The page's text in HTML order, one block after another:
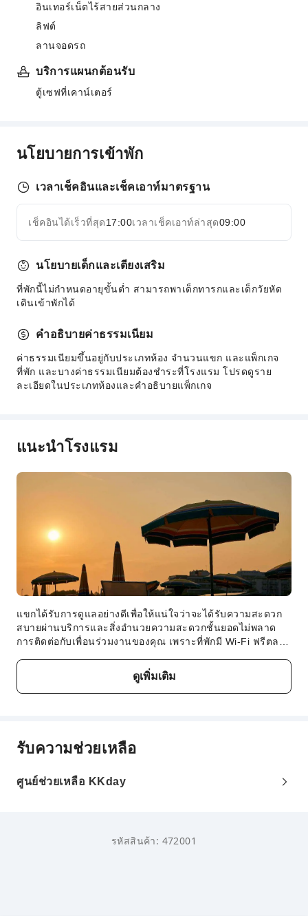
อินเทอร์เน็ตไร้สายส่วนกลาง
ลิฟต์
ลานจอดรถ
บริการแผนกต้อนรับ
ตู้เซฟที่เคาน์เตอร์
นโยบายการเข้าพัก
เวลาเช็คอินและเช็คเอาท์มาตรฐาน
เช็คอินได้เร็วที่สุด17:00เวลาเช็คเอาท์ล่าสุด09:00
นโยบายเด็กและเตียงเสริม
ที่พักนี้ไม่กำหนดอายุขั้นต่ำ สามารถพาเด็กทารกและเด็กวัยหัด
เดินเข้าพักได้
คำอธิบายค่าธรรมเนียม
ค่าธรรมเนียมขึ้นอยู่กับประเภทห้อง จำนวนแขก และแพ็กเกจ
ที่พัก และบางค่าธรรมเนียมต้องชำระที่โรงแรม โปรดดูราย
ละเอียดในประเภทห้องและคำอธิบายแพ็กเกจ
แนะนำโรงแรม
แขกได้รับการดูแลอย่างดีเพื่อให้แน่ใจว่าจะได้รับความสะดวก
สบายผ่านบริการและสิ่งอำนวยความสะดวกชั้นยอดไม่พลาด
การติดต่อกับเพื่อนร่วมงานของคุณ เพราะที่พักมี Wi-Fi ฟรีตลอด
จอดรถในสถานที่อันสะดวกสบายของที่พักได้แผนกต้อนรับพร้อม
อำนวยความสะดวกใฟ้ผู้เข้าพัก เช่น บริการเจ้าหน้าที่คอน
เซียร์จ เพื่อให้แน่ใจว่าผู้เข้าพักทุกท่านจะได้รับอากาศบริสุทธิ์
ตั้งสิ่งอำนวยความสะดวกพื้นฐานทั้งหมด เพื่อสร้างประสบการณ์
การเข้าพักที่น่ารื่นรมย์ ที่ Apartment For 4 People near the
ห้องนั่งเล่นแยกเป็นสัดส่วน หรือแม้แต่ระเบียงหรือเฉลียงในบาง
ต้องการห้องน้ำของห้องพักบางห้องมีสิ่งอำนวยความสะดวก เช่น
เสื้อคลุมอาบน้ำ ผ้าเช็ดตัว หรือไดร์เป่าผม เพื่อการเข้าพักที่
ดูเพิ่มเติม
รับความช่วยเหลือ
ศูนย์ช่วยเหลือ KKday
รหัสสินค้า: 472001